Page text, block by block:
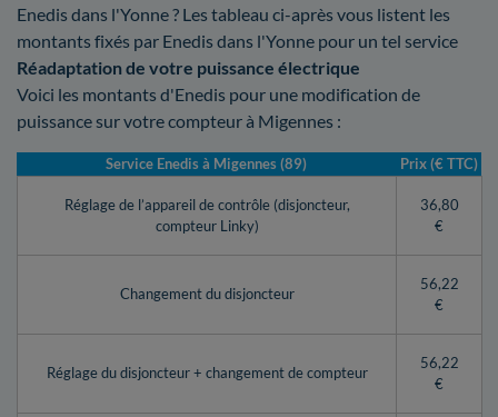
Enedis dans l'Yonne ? Les tableau ci-après vous listent les
montants fixés par Enedis dans l'Yonne pour un tel service
Réadaptation de votre puissance électrique
Voici les montants d'Enedis pour une modification de
puissance sur votre compteur à Migennes :
Service Enedis à Migennes (89) Prix (€ TTC)
Réglage de l’appareil de contrôle (disjoncteur,
compteur Linky)
36,80
€
Changement du disjoncteur
56,22
€
Réglage du disjoncteur + changement de compteur
56,22
€